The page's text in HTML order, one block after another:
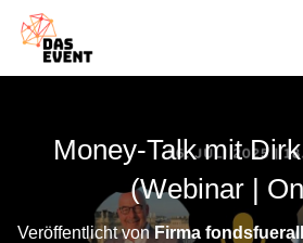
Money-Talk mit
(Webinar |
Veröffentlicht vonFirma